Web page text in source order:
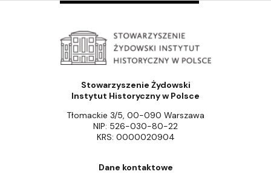
Stowarzyszenie Żydowski
Instytut Historyczny w Polsce
Tłomackie 3/5, 00-090 Warszawa
NIP: 526-030-80-22
KRS: 0000020904
Dane kontaktowe